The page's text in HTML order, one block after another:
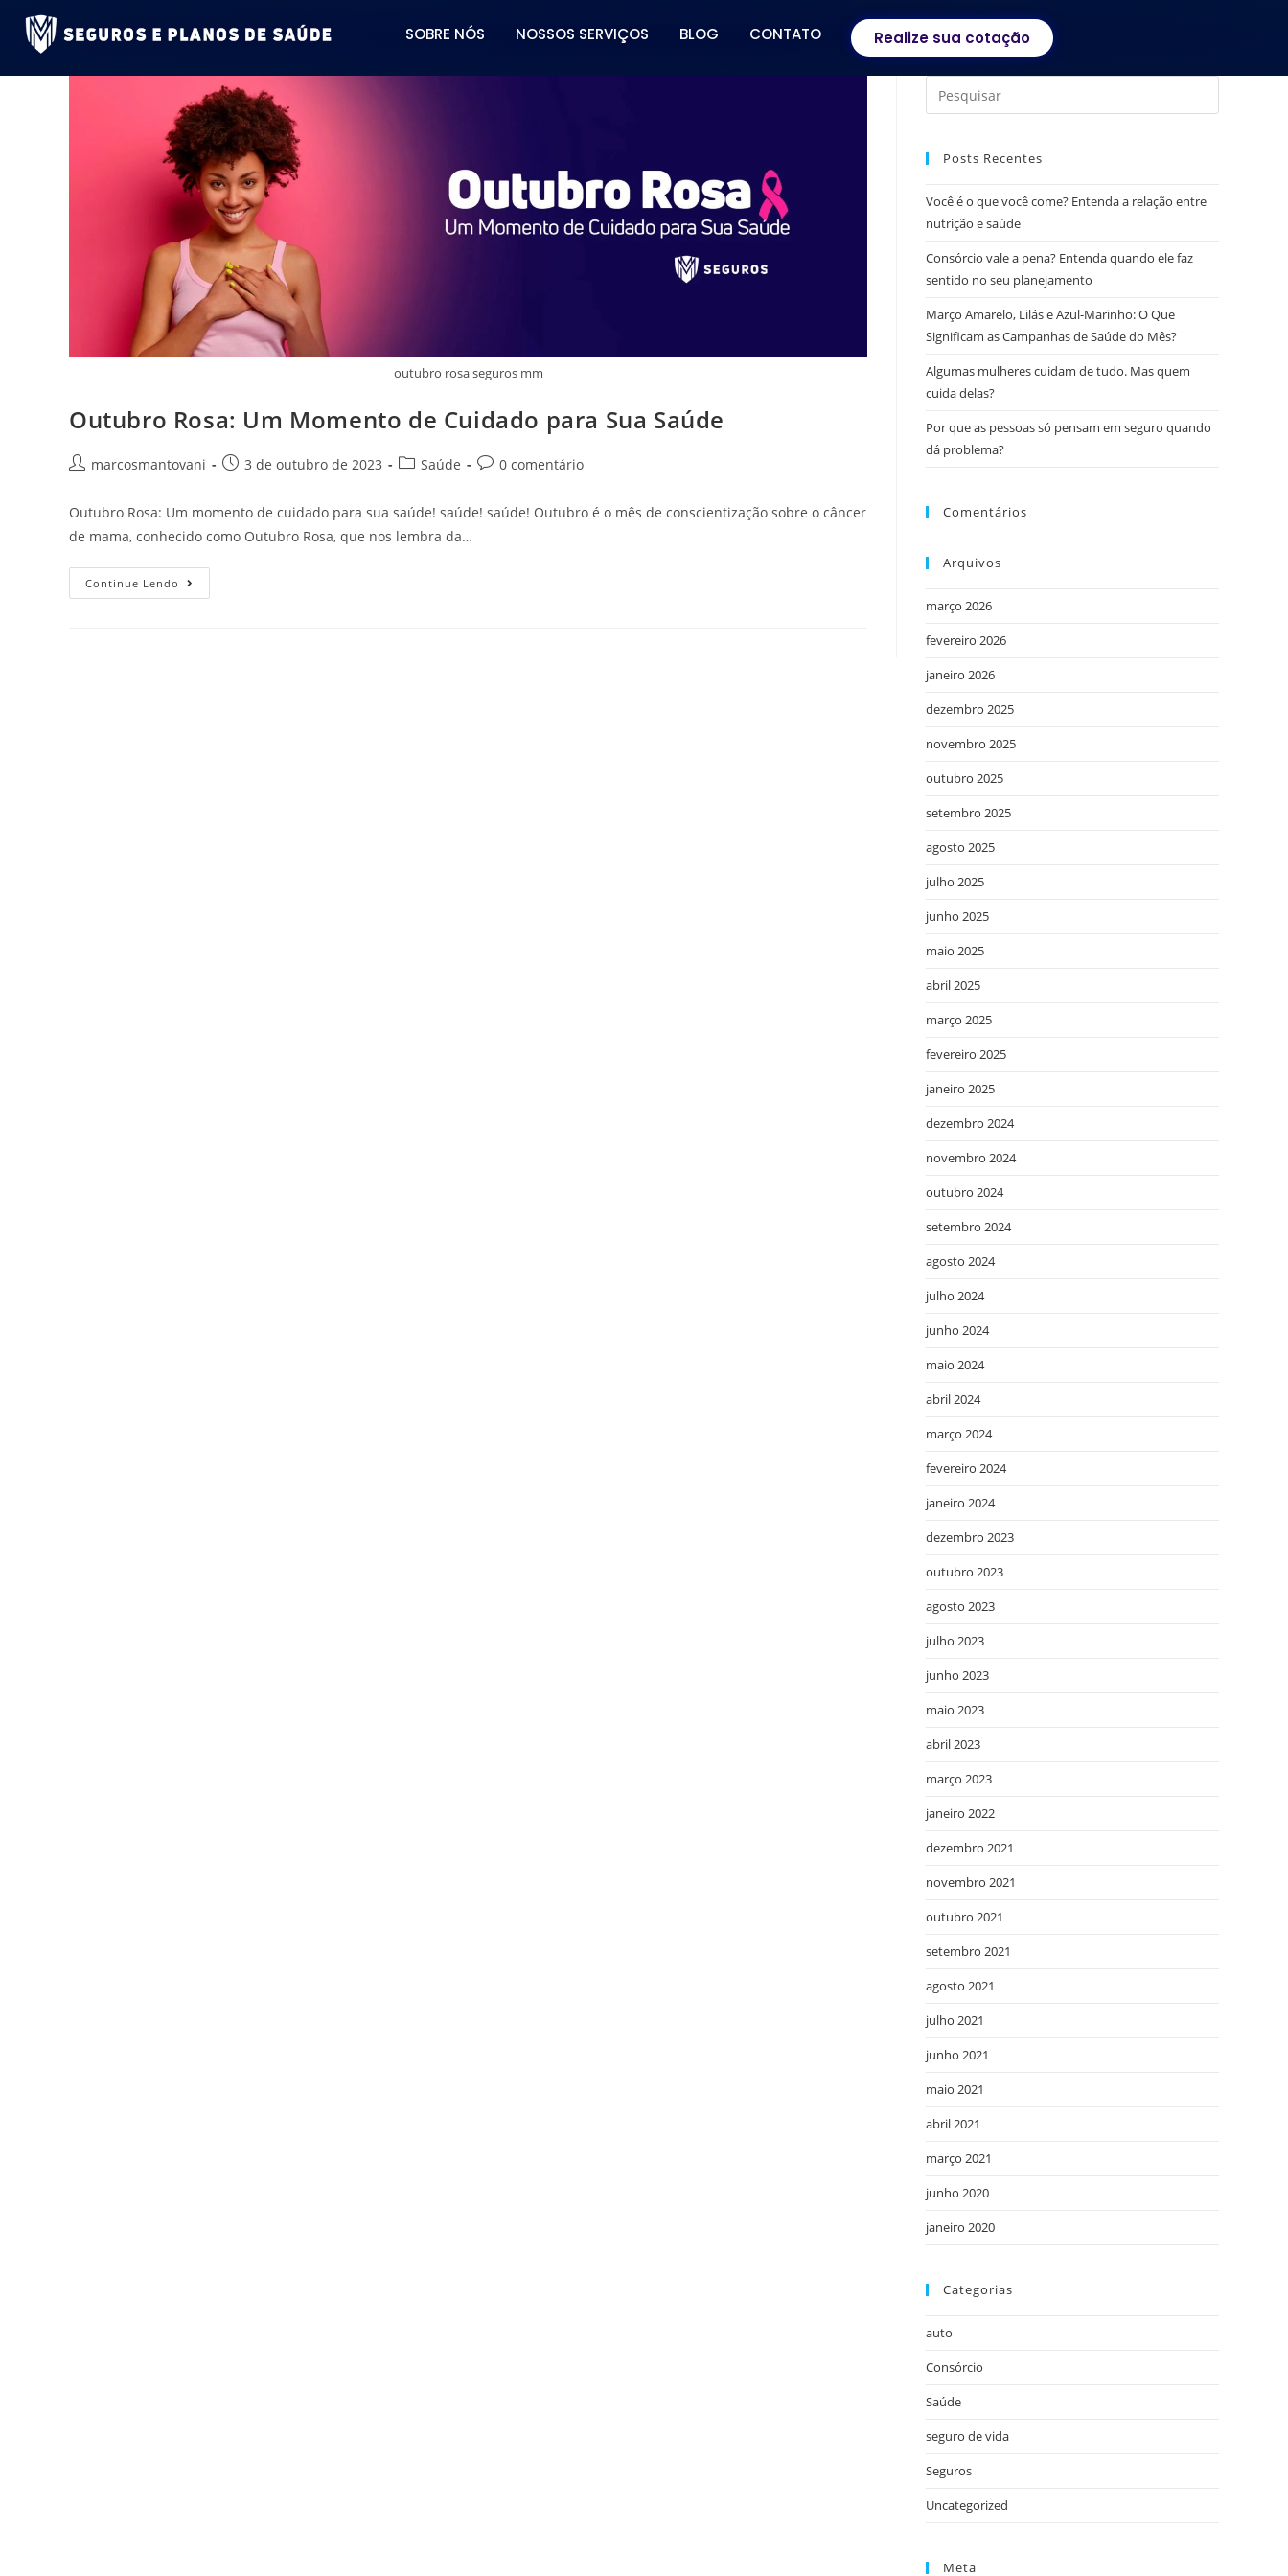
SOBRE NÓS NOSSOS SERVIÇOS BLOG CONTATO Realize sua cotação
outubro rosa seguros mm
Outubro Rosa: Um Momento de Cuidado para Sua Saúde
marcosmantovani 3 de outubro de 2023 Saúde 0 comentário
Outubro Rosa: Um momento de cuidado para sua saúde! saúde! saúde! Outubro é o mês de conscientização sobre o câncer
de mama, conhecido como Outubro Rosa, que nos lembra da…
Continue Lendo
Posts Recentes
Você é o que você come? Entenda a relação entre
nutrição e saúde
Consórcio vale a pena? Entenda quando ele faz
sentido no seu planejamento
Março Amarelo, Lilás e Azul-Marinho: O Que
Significam as Campanhas de Saúde do Mês?
Algumas mulheres cuidam de tudo. Mas quem
cuida delas?
Por que as pessoas só pensam em seguro quando
dá problema?
Comentários
Arquivos
março 2026
fevereiro 2026
janeiro 2026
dezembro 2025
novembro 2025
outubro 2025
setembro 2025
agosto 2025
julho 2025
junho 2025
maio 2025
abril 2025
março 2025
fevereiro 2025
janeiro 2025
dezembro 2024
novembro 2024
outubro 2024
setembro 2024
agosto 2024
julho 2024
junho 2024
maio 2024
abril 2024
março 2024
fevereiro 2024
janeiro 2024
dezembro 2023
outubro 2023
agosto 2023
julho 2023
junho 2023
maio 2023
abril 2023
março 2023
janeiro 2022
dezembro 2021
novembro 2021
outubro 2021
setembro 2021
agosto 2021
julho 2021
junho 2021
maio 2021
abril 2021
março 2021
junho 2020
janeiro 2020
Categorias
auto
Consórcio
Saúde
seguro de vida
Seguros
Uncategorized
Meta